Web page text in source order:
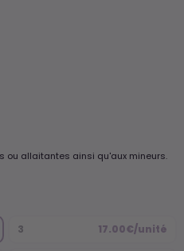
ou allaitantes ainsi qu'aux mineurs.
3 17.00€/unité